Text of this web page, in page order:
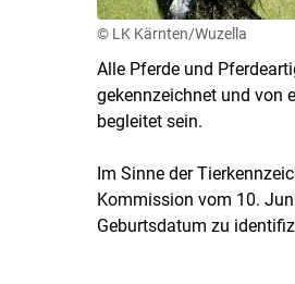
© LK Kärnten/Wuzella
Alle Pferde und
gekennzeichnet und von
begleitet sein.
Im Sinne der
Kommission vom 10.
Geburtsdatum zu